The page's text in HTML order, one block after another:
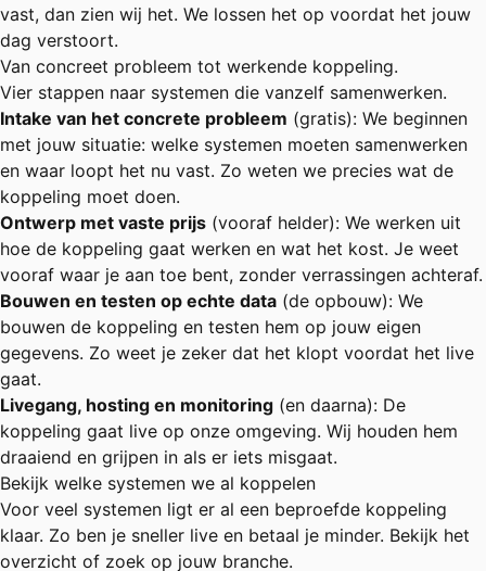
vast, dan zien wij het. We lossen het op voordat het jouw
dag verstoort.
Van concreet probleem tot werkende koppeling.
Vier stappen naar systemen die vanzelf samenwerken.
Intake van het concrete probleem (gratis): We beginnen
met jouw situatie: welke systemen moeten samenwerken
en waar loopt het nu vast. Zo weten we precies wat de
koppeling moet doen.
Ontwerp met vaste prijs (vooraf helder): We werken uit
hoe de koppeling gaat werken en wat het kost. Je weet
vooraf waar je aan toe bent, zonder verrassingen achteraf.
Bouwen en testen op echte data (de opbouw): We
bouwen de koppeling en testen hem op jouw eigen
gegevens. Zo weet je zeker dat het klopt voordat het live
gaat.
Livegang, hosting en monitoring (en daarna): De
koppeling gaat live op onze omgeving. Wij houden hem
draaiend en grijpen in als er iets misgaat.
Bekijk welke systemen we al koppelen
Voor veel systemen ligt er al een beproefde koppeling
klaar. Zo ben je sneller live en betaal je minder. Bekijk het
overzicht of zoek op jouw branche.